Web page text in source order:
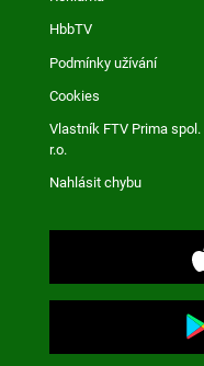
HbbTV
Podmínky užívání
Cookies
Vlastník FTV Prima spol.
r.o.
Nahlásit chybu